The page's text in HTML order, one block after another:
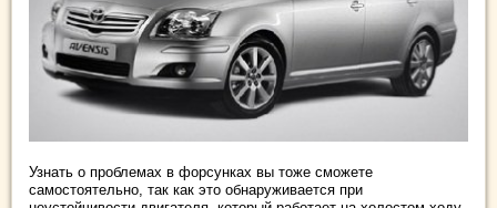
Узнать о проблемах в форсунках вы тоже сможете
самостоятельно, так как это обнаруживается при